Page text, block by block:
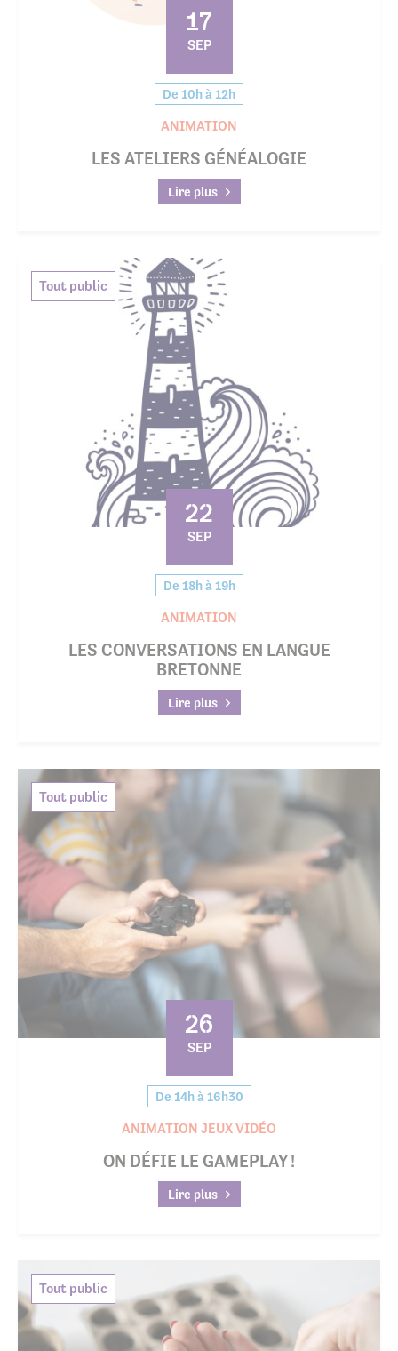
17
SEP
De 10h à 12h
ANIMATION
LES ATELIERS GÉNÉALOGIE
Lire plus
Tout public
22
SEP
De 18h à 19h
ANIMATION
LES CONVERSATIONS EN LANGUE
BRETONNE
Lire plus
Tout public
26
SEP
De 14h à 16h30
ANIMATION JEUX VIDÉO
ON DÉFIE LE GAMEPLAY !
Lire plus
Tout public